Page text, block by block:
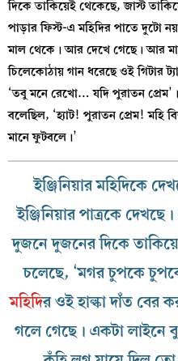
দিকে তাকিয়েই থেকেছে, জাস্ট
পাড়ার ফিস্ট-এ মহিদির পাতে দুটো
মাল থেকে। আর দেখে গেছে। আর
চিলেকোঠায় গান ধরেছে ওই গিটার
‘তবু মনে রেখো… যদি পুরাতন
বলেছিল, ‘হ্যাট! পুরাতন প্রেম! মহি
মানে ফুটবলে।’
ইঞ্জিনিয়ার মহিদিকে
ইঞ্জিনিয়ার পাত্রকে
দুজনে দুজনের দিকে
চলেছে, ‘মগর চুপকে
মহিদির ওই হাল্কা দাঁত বের
গলে গেছে। একটা লাইনে